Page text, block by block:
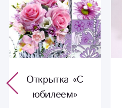
Открытка «С
юбилеем»